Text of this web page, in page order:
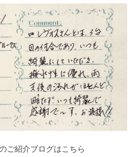
ご紹介ブログはこちら